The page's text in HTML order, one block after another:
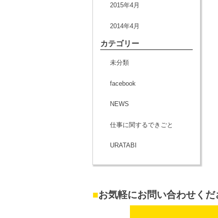
2015年4月
2014年4月
カテゴリー
未分類
facebook
NEWS
仕事に関するできごと
URATABI
■お気軽にお問い合わせくだ